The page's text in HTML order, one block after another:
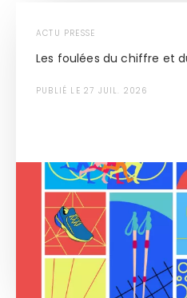
ACTU PRESSE
Les foulées du chiffre et
PUBLIÉ LE 27 JUIL. 2026